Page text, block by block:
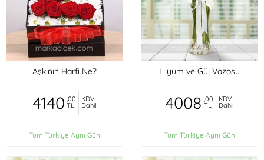
Aşkının Harfi Ne?
4140 ,00
TL
KDV
Dahil
Tüm Türkiye Aynı Gün
Lilyum ve Gül Vazosu
4008 ,00
TL
KDV
Dahil
Tüm Türkiye Aynı Gün